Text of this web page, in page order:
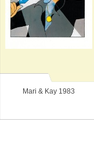
Mari & Kay 1983